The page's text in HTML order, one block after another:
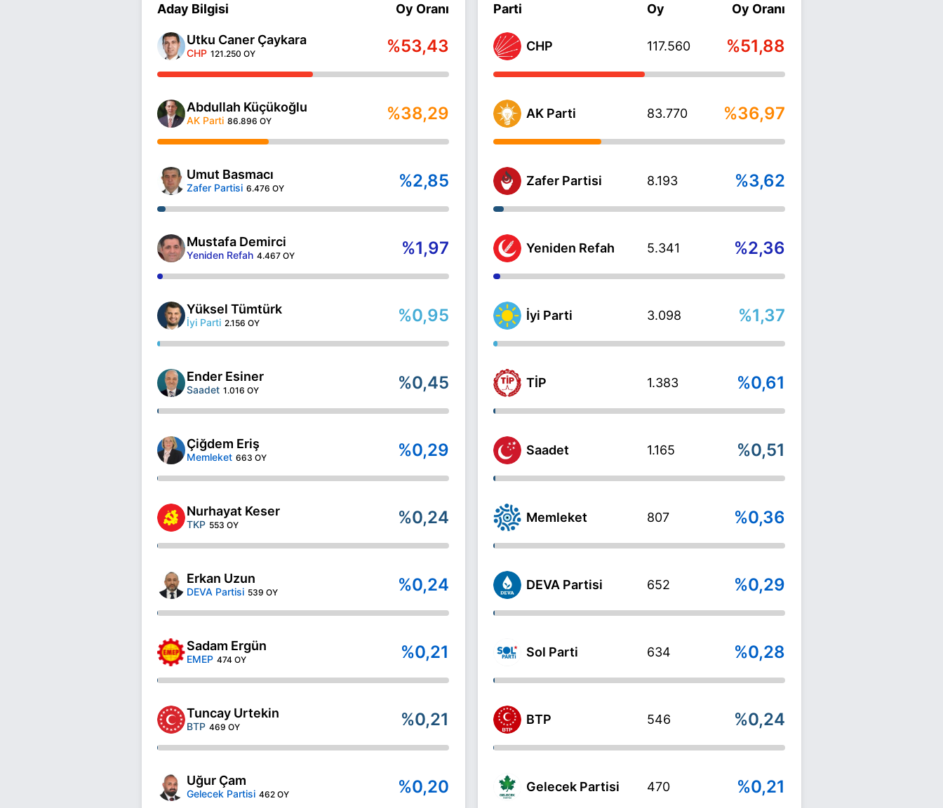
Aday Bilgisi Oy Oranı
Utku Caner Çaykara
CHP 121.250 OY %53,43
Abdullah Küçükoğlu
AK Parti 86.896 OY %38,29
Umut Basmacı
Zafer Partisi 6.476 OY %2,85
Mustafa Demirci
Yeniden Refah 4.467 OY %1,97
Yüksel Tümtürk
İyi Parti 2.156 OY %0,95
Ender Esiner
Saadet 1.016 OY %0,45
Çiğdem Eriş
Memleket 663 OY %0,29
Nurhayat Keser
TKP 553 OY %0,24
Erkan Uzun
DEVA Partisi 539 OY %0,24
Sadam Ergün
EMEP 474 OY %0,21
Tuncay Urtekin
BTP 469 OY %0,21
Uğur Çam
Gelecek Partisi 462 OY %0,20
Parti Oy Oy Oranı
CHP 117.560 %51,88
AK Parti 83.770 %36,97
Zafer Partisi 8.193 %3,62
Yeniden Refah 5.341 %2,36
İyi Parti 3.098 %1,37
TİP 1.383 %0,61
Saadet 1.165 %0,51
Memleket 807 %0,36
DEVA Partisi 652 %0,29
Sol Parti 634 %0,28
BTP 546 %0,24
Gelecek Partisi 470 %0,21